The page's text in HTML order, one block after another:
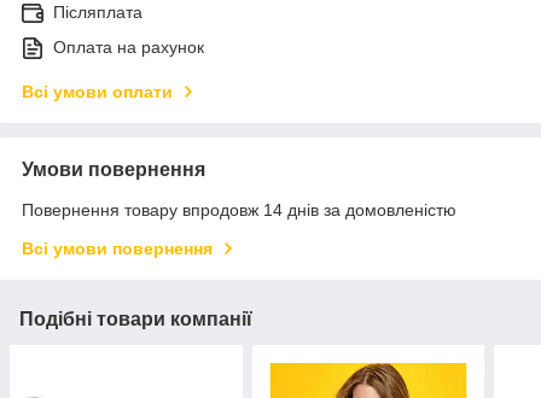
Післяплата
Оплата на рахунок
Всі умови оплати
Умови повернення
Повернення товару впродовж 14 днів за домовленістю
Всі умови повернення
Подібні товари компанії